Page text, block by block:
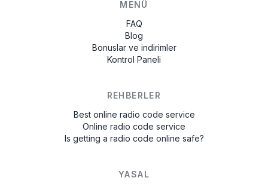
MENÜ
FAQ
Blog
Bonuslar ve indirimler
Kontrol Paneli
REHBERLER
Best online radio code service
Online radio code service
Is getting a radio code online safe?
YASAL